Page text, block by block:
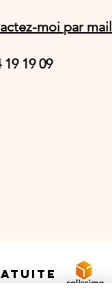
moi par mail
19 19 09